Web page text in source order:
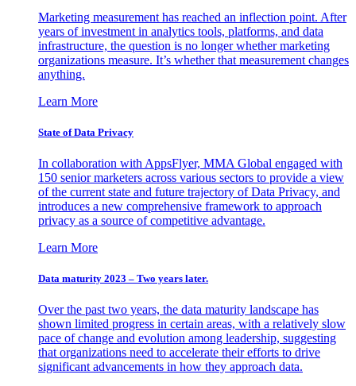
Marketing measurement has reached an inflection point. After
years of investment in analytics tools, platforms, and data
infrastructure, the question is no longer whether marketing
organizations measure. It’s whether that measurement changes
anything.
Learn More
State of Data Privacy
In collaboration with AppsFlyer, MMA Global engaged with
150 senior marketers across various sectors to provide a view
of the current state and future trajectory of Data Privacy, and
introduces a new comprehensive framework to approach
privacy as a source of competitive advantage.
Learn More
Data maturity 2023 – Two years later.
Over the past two years, the data maturity landscape has
shown limited progress in certain areas, with a relatively slow
pace of change and evolution among leadership, suggesting
that organizations need to accelerate their efforts to drive
significant advancements in how they approach data.